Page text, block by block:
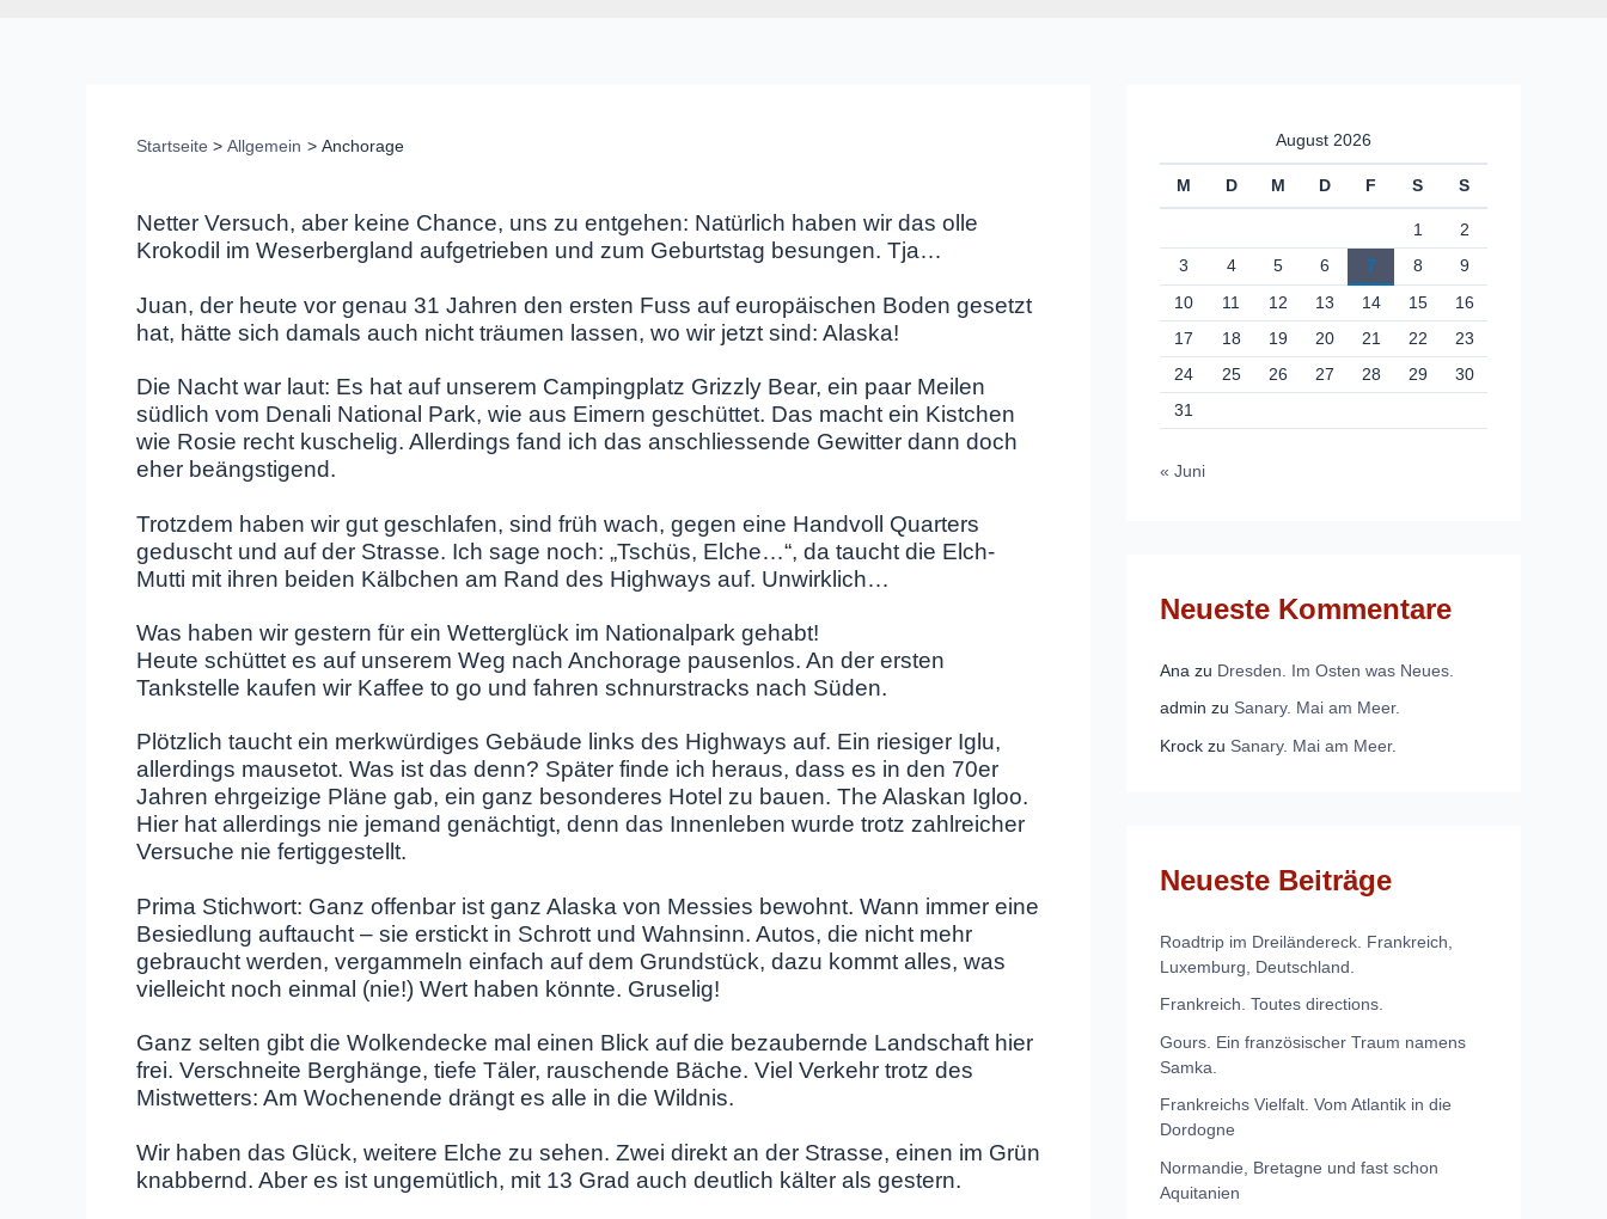
Startseite Allgemein Anchorage
Netter Versuch, aber keine Chance, uns zu entgehen: Natürlich haben wir das olle
Krokodil im Weserbergland aufgetrieben und zum Geburtstag besungen. Tja…
Juan, der heute vor genau 31 Jahren den ersten Fuss auf europäischen Boden gesetzt
hat, hätte sich damals auch nicht träumen lassen, wo wir jetzt sind: Alaska!
Die Nacht war laut: Es hat auf unserem Campingplatz Grizzly Bear, ein paar Meilen
südlich vom Denali National Park, wie aus Eimern geschüttet. Das macht ein Kistchen
wie Rosie recht kuschelig. Allerdings fand ich das anschliessende Gewitter dann doch
eher beängstigend.
Trotzdem haben wir gut geschlafen, sind früh wach, gegen eine Handvoll Quarters
geduscht und auf der Strasse. Ich sage noch: „Tschüs, Elche…“, da taucht die Elch-
Mutti mit ihren beiden Kälbchen am Rand des Highways auf. Unwirklich…
Was haben wir gestern für ein Wetterglück im Nationalpark gehabt!
Heute schüttet es auf unserem Weg nach Anchorage pausenlos. An der ersten
Tankstelle kaufen wir Kaffee to go und fahren schnurstracks nach Süden.
Plötzlich taucht ein merkwürdiges Gebäude links des Highways auf. Ein riesiger Iglu,
allerdings mausetot. Was ist das denn? Später finde ich heraus, dass es in den 70er
Jahren ehrgeizige Pläne gab, ein ganz besonderes Hotel zu bauen. The Alaskan Igloo.
Hier hat allerdings nie jemand genächtigt, denn das Innenleben wurde trotz zahlreicher
Versuche nie fertiggestellt.
Prima Stichwort: Ganz offenbar ist ganz Alaska von Messies bewohnt. Wann immer eine
Besiedlung auftaucht – sie erstickt in Schrott und Wahnsinn. Autos, die nicht mehr
gebraucht werden, vergammeln einfach auf dem Grundstück, dazu kommt alles, was
vielleicht noch einmal (nie!) Wert haben könnte. Gruselig!
Ganz selten gibt die Wolkendecke mal einen Blick auf die bezaubernde Landschaft hier
frei. Verschneite Berghänge, tiefe Täler, rauschende Bäche. Viel Verkehr trotz des
Mistwetters: Am Wochenende drängt es alle in die Wildnis.
Wir haben das Glück, weitere Elche zu sehen. Zwei direkt an der Strasse, einen im Grün
knabbernd. Aber es ist ungemütlich, mit 13 Grad auch deutlich kälter als gestern.
August 2026
M D M D F S S
1
2
3
4 5 6 7 8
9
10
11 12 13 14 15
16
17
18 19 20 21 22
23
24
25 26 27 28 29
30
31
« Juni
Neueste Kommentare
Ana zu Dresden. Im Osten was Neues.
admin zu Sanary. Mai am Meer.
Krock zu Sanary. Mai am Meer.
Neueste Beiträge
Roadtrip im Dreiländereck. Frankreich,
Luxemburg, Deutschland.
Frankreich. Toutes directions.
Gours. Ein französischer Traum namens
Samka.
Frankreichs Vielfalt. Vom Atlantik in die
Dordogne
Normandie, Bretagne und fast schon
Aquitanien